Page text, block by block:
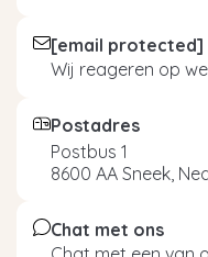
[email protected]
Wij reageren op
Postadres
Postbus 1
8600 AA Sneek,
Chat met ons